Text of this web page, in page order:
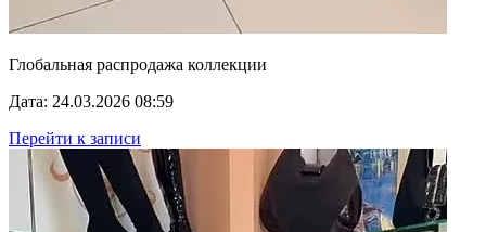
Глобальная распродажа коллекции
Дата: 24.03.2026 08:59
Перейти к записи